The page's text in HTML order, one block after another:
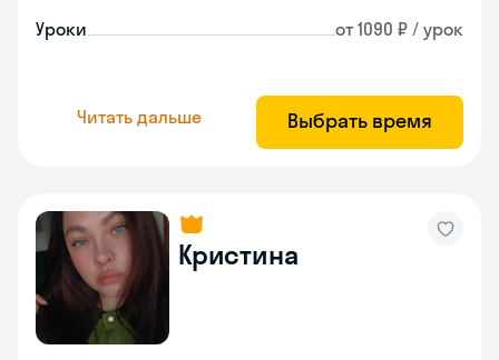
Уроки от 1090 ₽ / урок
Читать дальше Выбрать время
Кристина